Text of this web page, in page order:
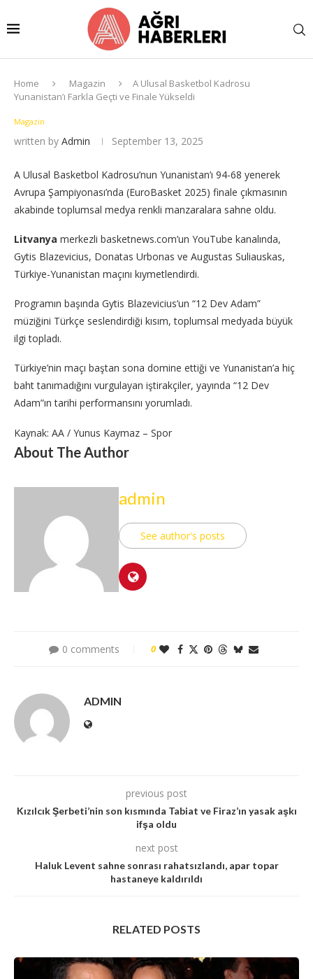
Home Magazin
A Ulusal Basketbol Kadrosu
Yunanistan’ı Farkla Geçti ve Finale Yükseldi
Magazin
written by Admin September 13, 2025
A Ulusal Basketbol Kadrosu’nun Yunanistan’ı 94-68 yenerek
Avrupa Şampiyonası’nda (EuroBasket 2025) finale çıkmasının
akabinde toplumsal medya renkli manzaralara sahne oldu.
Litvanya merkezli basketnews.com’un YouTube kanalında,
Gytis Blazevicius, Donatas Urbonas ve Augustas Suliauskas,
Türkiye-Yunanistan maçını kıymetlendirdi.
Programın başında Gytis Blazevicius’un “12 Dev Adam”
müziğini Türkçe seslendirdiği kısım, toplumsal medyada büyük
ilgi topladı.
Türkiye’nin maçı baştan sona domine ettiği ve Yunanistan’a hiç
baht tanımadığını vurgulayan iştirakçiler, yayında “12 Dev
Adam”ın tarihi performansını yorumladı.
Kaynak: AA / Yunus Kaymaz – Spor
About The Author
admin
See author's posts
0 comments 0
ADMIN
previous post
Kızılcık Şerbeti’nin son kısmında Tabiat ve Firaz’ın yasak aşkı
ifşa oldu
next post
Haluk Levent sahne sonrası rahatsızlandı, apar topar
hastaneye kaldırıldı
RELATED POSTS